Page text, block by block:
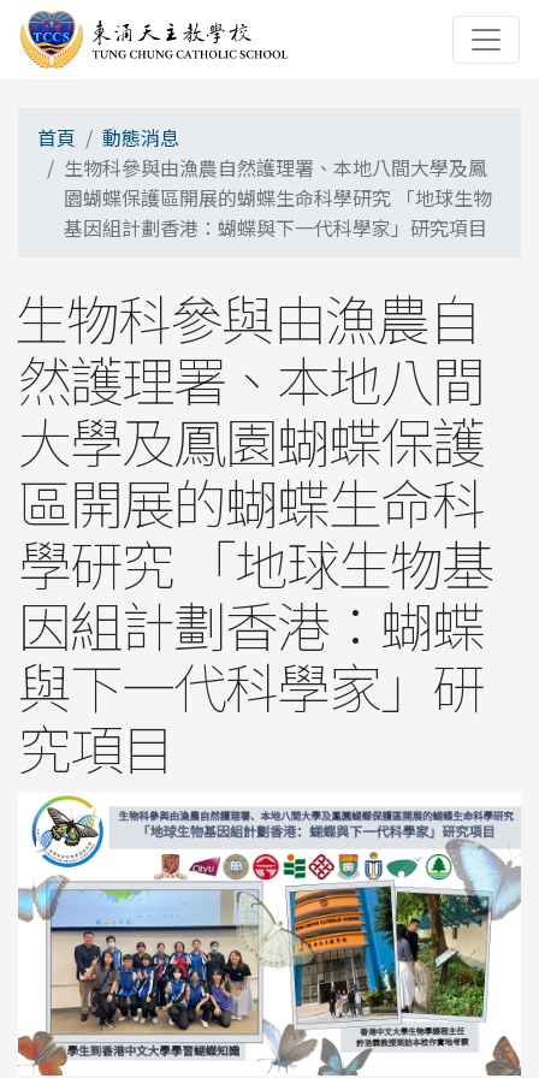
首頁
動態消息
生物科參與由漁農自然護理署、本地八間大學及鳳
園蝴蝶保護區開展的蝴蝶生命科學研究 「地球生物
基因組計劃香港：蝴蝶與下一代科學家」研究項目
生物科參與由漁農自
然護理署、本地八間
大學及鳳園蝴蝶保護
區開展的蝴蝶生命科
學研究 「地球生物基
因組計劃香港：蝴蝶
與下一代科學家」研
究項目